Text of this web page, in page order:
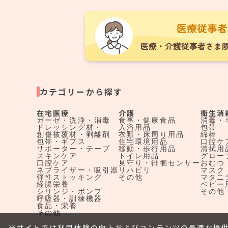
カテゴリーから探す
在宅医療
ガーゼ・洗浄・消毒
ドレッシング材・
創傷被覆材・剥離剤
包帯・ギプス
サポーター・テープ
スキンケア
口腔ケア
ネブライザー・吸引器
弾性ストッキング
経腸栄養
シリンジ・ポンプ
呼吸器・訓練機器
食品・栄養
その他
介護
食事・健康食品
入浴用品
衣類・床周り用品
住宅環境用品
移動・歩行用品
トイレ用品
見守り・徘徊センサー
リハビリ
その他
衛生消
消毒・
包帯
綿棒
口腔ケ
清拭用
グロー
おむつ
マスク
マタニ
ベビー
その他